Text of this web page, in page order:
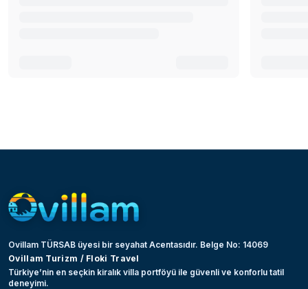
Ovillam TÜRSAB üyesi bir seyahat Acentasıdır. Belge No: 14069
Ovillam Turizm / Floki Travel
Türkiye’nin en seçkin kiralık villa portföyü ile güvenli ve konforlu tatil
deneyimi.